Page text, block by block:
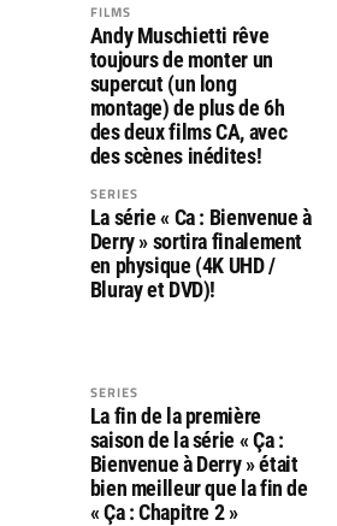
FILMS
Andy Muschietti rêve
toujours de monter un
supercut (un long
montage) de plus de 6h
des deux films CA, avec
des scènes inédites!
SERIES
La série « Ca : Bienvenue à
Derry » sortira finalement
en physique (4K UHD /
Bluray et DVD)!
SERIES
La fin de la première
saison de la série « Ça :
Bienvenue à Derry » était
bien meilleur que la fin de
« Ça : Chapitre 2 »